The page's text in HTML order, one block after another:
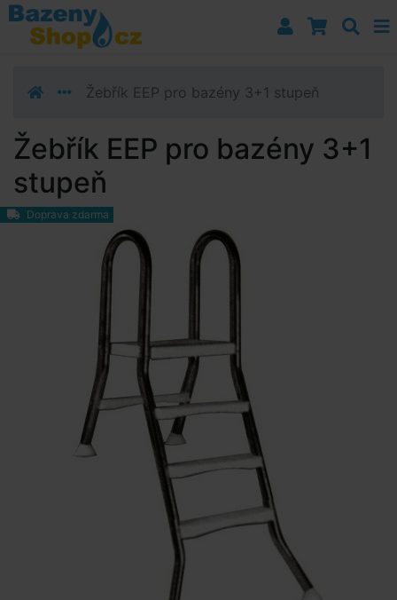
Přejít k navigaci
Přejít na obsah
Přejít k postrannímu sloupci
Žebřík EEP pro bazény 3+1 stupeň
Žebřík EEP pro bazény 3+1
stupeň
Doprava zdarma